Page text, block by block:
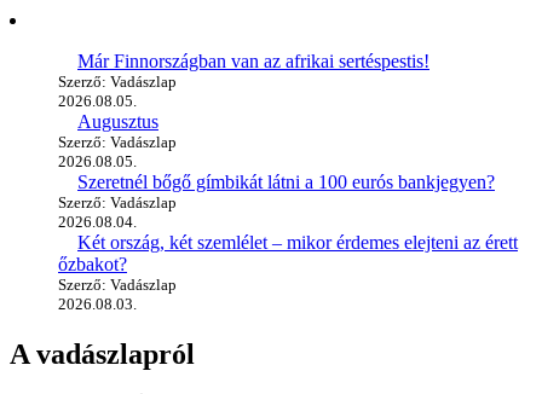
Már Finnországban van az afrikai sertéspestis!
Szerző: Vadászlap
2026.08.05.
Augusztus
Szerző: Vadászlap
2026.08.05.
Szeretnél bőgő gímbikát látni a 100 eurós bankjegyen?
Szerző: Vadászlap
2026.08.04.
Két ország, két szemlélet – mikor érdemes elejteni az érett
őzbakot?
Szerző: Vadászlap
2026.08.03.
A vadászlapról